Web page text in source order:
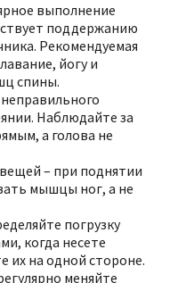
выполнение
поддержанию
Рекомендуемая
йогу и
спины.
Наблюдайте за
а голова не
– при поднятии
мышцы ног, а не
погрузку
когда несете
их на одной стороне.
меняйте